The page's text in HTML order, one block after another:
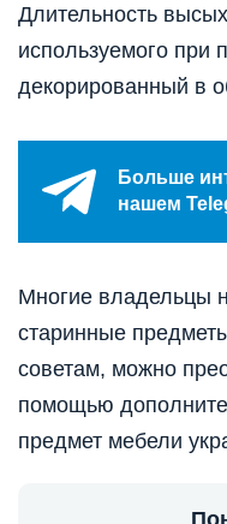
Длительность
используемого при
декорированный в
Больше
нашем
Многие владельцы
старинные
советам, можно
помощью
предмет мебели